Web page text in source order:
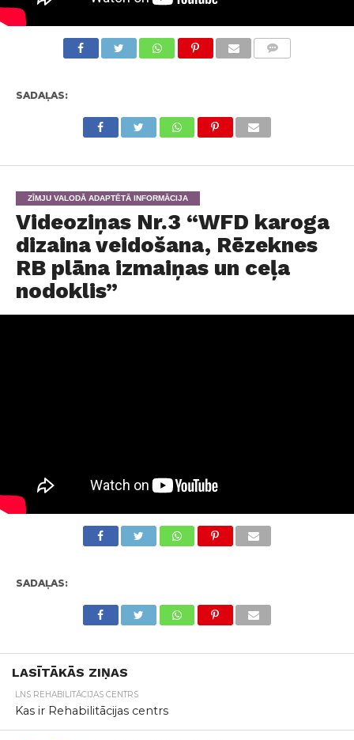
SADAĻAS:
ZĪMJU VALODĀ ADAPTĒTĀ INFORMĀCIJA
Videoziņas Nr.3 “WFD karoga
dizaina veidošana, Rēzeknes
RB plāna izmaiņas un ceļa
nodoklis”
SADAĻAS:
LASĪTĀKĀS ZIŅAS
LNS REHABILITĀCIJAS CENTRS
Kas ir Rehabilitācijas centrs